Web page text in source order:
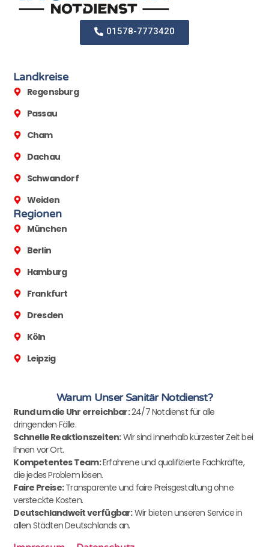
01578-7773420
Landkreise
Regensburg
Passau
Cham
Dachau
Schwandorf
Weiden
Regionen
München
Berlin
Hamburg
Frankfurt
Dresden
Köln
Leipzig
Warum Unser Sanitär Notdienst?
Rund um die Uhr erreichbar:24/7 Notdienst für alle
dringenden Fälle.
Schnelle Reaktionszeiten:Wir sind innerhalb kürzester Zeit bei
Ihnen vor Ort.
Kompetentes Team:Erfahrene und qualifizierte Fachkräfte,
die jedes Problem lösen.
Faire Preise:Transparente und faire Preisgestaltung ohne
versteckte Kosten.
Deutschlandweit verfügbar:Wir bieten unseren Service in
allen Städten Deutschlands an.